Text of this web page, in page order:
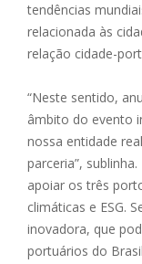
tendências
relacionada às
relação cidade-
“Neste sentido,
âmbito do evento
nossa entidade
parceria”,
apoiar os três
climáticas e ESG.
inovadora, que
portuários do